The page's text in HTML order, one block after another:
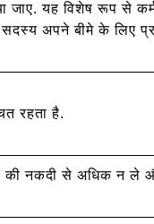
जाए. यह विशेष रूप से
अपने बीमे के लिए
रहता है.
नकदी से अधिक न ले